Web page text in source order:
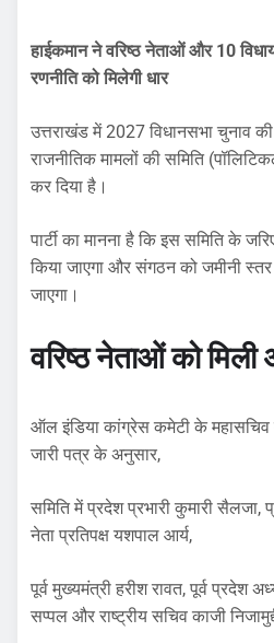
हाईकमान ने वरिष्ठ नेताओं और 10
रणनीति को मिलेगी धार
उत्तराखंड में 2027 विधानसभा चुनाव
राजनीतिक मामलों की समिति
कर दिया है।
पार्टी का मानना है कि इस समिति के
किया जाएगा और संगठन को जमीनी
जाएगा।
वरिष्ठ नेताओं को मिली
ऑल इंडिया कांग्रेस कमेटी के
जारी पत्र के अनुसार,
समिति में प्रदेश प्रभारी कुमारी सैलजा,
नेता प्रतिपक्ष यशपाल आर्य,
पूर्व मुख्यमंत्री हरीश रावत, पूर्व प्रदेश
सप्पल और राष्ट्रीय सचिव काजी